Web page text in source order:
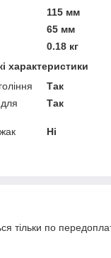
115 мм
65 мм
0.18 кг
характеристики
Так
Так
Ні
тільки по